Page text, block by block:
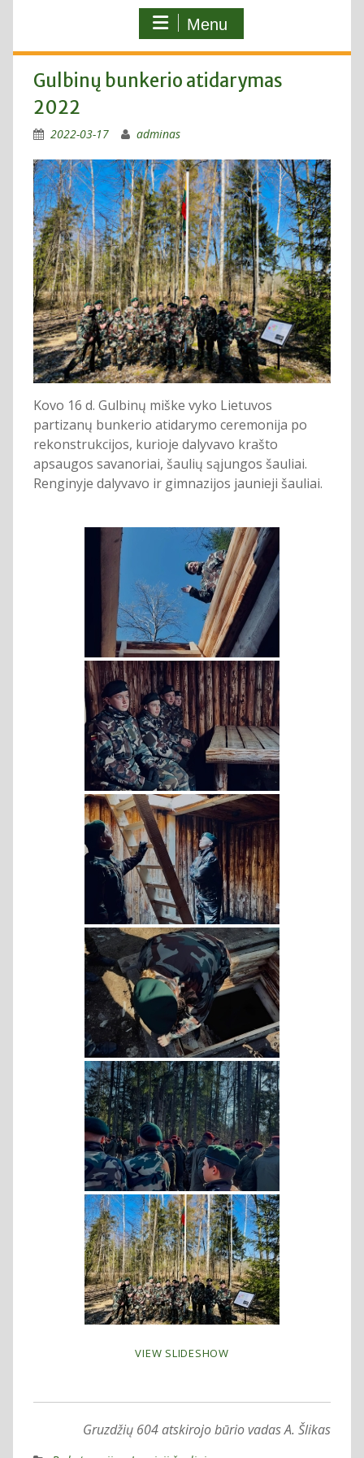
Menu
Gulbinų bunkerio atidarymas
2022
2022-03-17 adminas
Kovo 16 d. Gulbinų miške vyko Lietuvos
partizanų bunkerio atidarymo ceremonija po
rekonstrukcijos, kurioje dalyvavo krašto
apsaugos savanoriai, šaulių sąjungos šauliai.
Renginyje dalyvavo ir gimnazijos jaunieji šauliai.
VIEW SLIDESHOW
Gruzdžių 604 atskirojo būrio vadas A. Šlikas